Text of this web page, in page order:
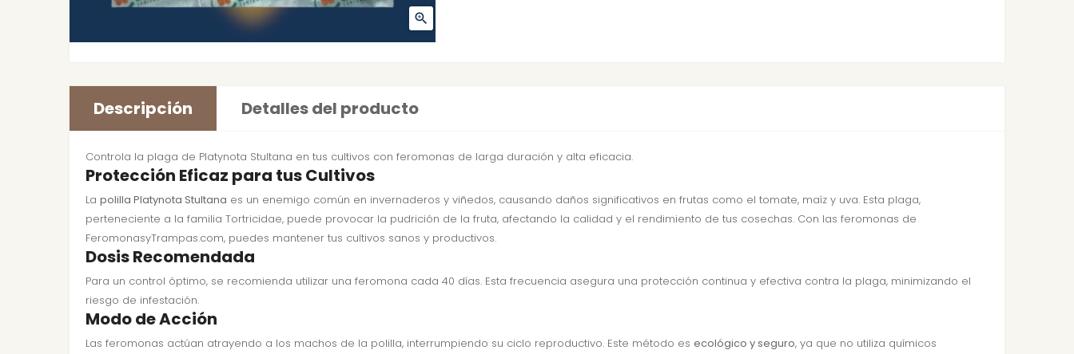

Descripción Detalles del producto
Controla la plaga de Platynota Stultana en tus cultivos con feromonas de larga duración y alta eficacia.
Protección Eficaz para tus Cultivos
La polilla Platynota Stultana es un enemigo común en invernaderos y viñedos, causando daños significativos en frutas como el tomate, maíz y uva. Esta plaga,
perteneciente a la familia Tortricidae, puede provocar la pudrición de la fruta, afectando la calidad y el rendimiento de tus cosechas. Con las feromonas de
FeromonasyTrampas.com, puedes mantener tus cultivos sanos y productivos.
Dosis Recomendada
Para un control óptimo, se recomienda utilizar una feromona cada 40 días. Esta frecuencia asegura una protección continua y efectiva contra la plaga, minimizando el
riesgo de infestación.
Modo de Acción
Las feromonas actúan atrayendo a los machos de la polilla, interrumpiendo su ciclo reproductivo. Este método es ecológico y seguro, ya que no utiliza químicos